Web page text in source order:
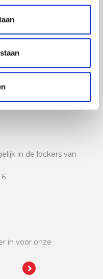
in voor onze
in de lockers van